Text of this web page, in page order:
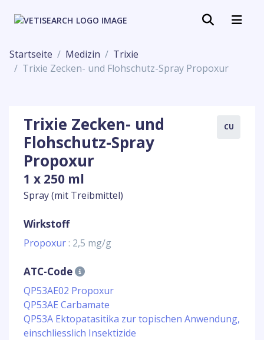
Startseite Medizin
Trixie
Trixie Zecken- und Flohschutz-Spray Propoxur
Trixie Zecken- und
Flohschutz-Spray
Propoxur
1 x 250 ml
Spray (mit Treibmittel)
CU
Wirkstoff
Propoxur : 2,5 mg/g
ATC-Code
QP53AE02 Propoxur
QP53AE Carbamate
QP53A Ektopatasitika zur topischen Anwendung,
einschliesslich Insektizide